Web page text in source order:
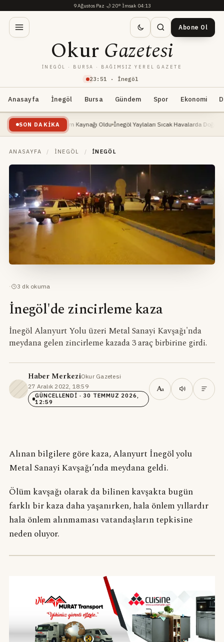
9 Ağustos Paz·🌙20°·İmsak 04:13
23 : 51 · İnegöl
OkurGazetesi
İNEGÖL · BURSA · BAĞIMSIZ YEREL GAZETE
Abone Ol
Anasayfa İnegöl Bursa Gündem Spor Ekonomi
SON DAKIKA
Yeni Geçim Kaynağı Oldu İnegöl Yaylaları Sıcak Havalarda Doğa Severlerin
ANASAYFA / İNEGÖL / İNEGÖL
· 3 dk okuma
İnegöl'de zincirleme kaza
İnegöl Alanyurt Yolu üzeri Metal Sanayi Kavşağı'nda
meydana gelen zincirleme kazada 3 araç birbirine girdi.
Haber MerkeziOkur Gazetesi·
27 Aralık 2022, 18:59·
GÜNCELLENDI · 30 TEMMUZ 2026,
12:59
Aa
Alınan bilgilere göre kaza, Alanyurt İnegöl yolu
Metal Sanayi Kavşağı’nda meydana geldi.
Ölüm kavşağı olarak da bilinen kavşakta bugün
farklı bir kaza daha yaşanırken, hala önlem yıllardır
hala önlem alınmaması vatandaşların tepkisine
neden oluyor.